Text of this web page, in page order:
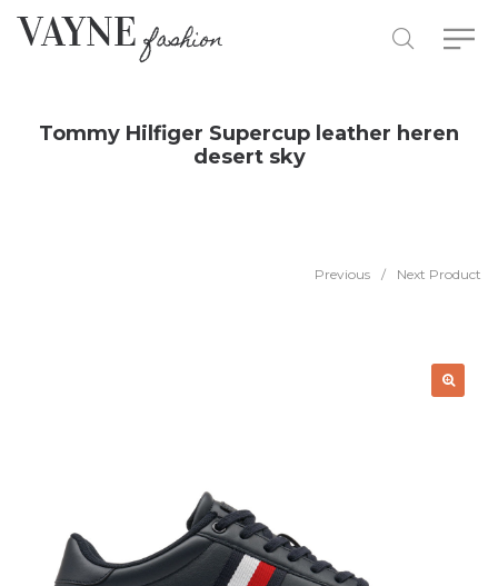
Tommy Hilfiger Supercup leather heren
desert sky
Previous / Next Product